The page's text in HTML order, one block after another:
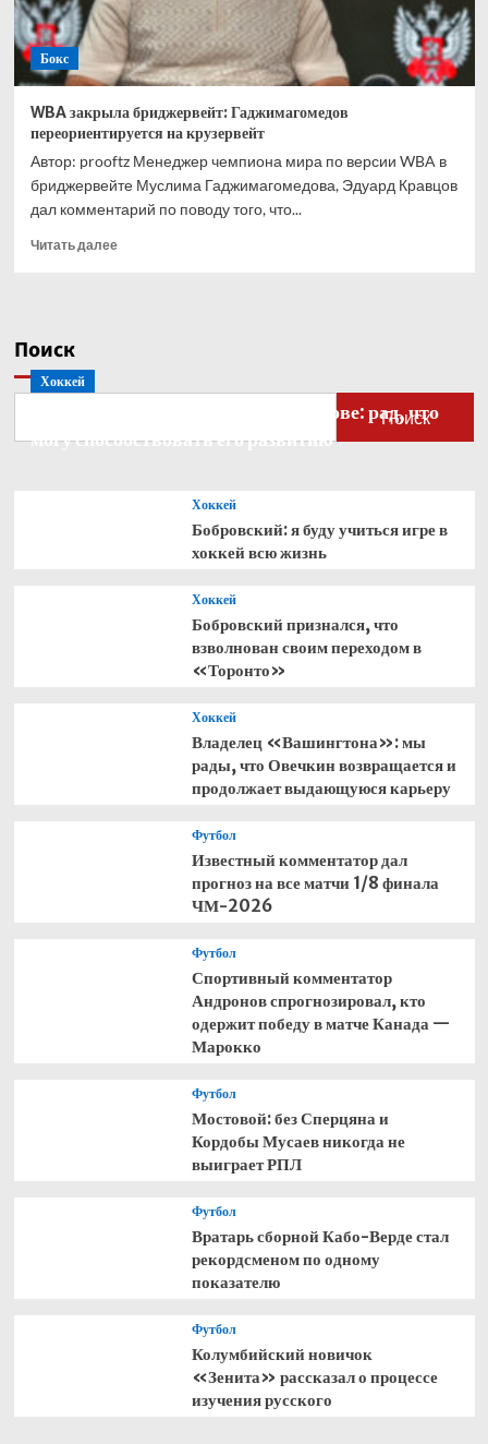
Сезаром
Ла
Крусом
Бокс
WBA закрыла бриджервейт: Гаджимагомедов
переориентируется на крузервейт
Автор: prooftz Менеджер чемпиона мира по версии WBA в
бриджервейте Муслима Гаджимагомедова, Эдуард Кравцов
дал комментарий по поводу того, что...
Читать далееПрочитать
Поиск
Поиск
Хоккей
Бобровский — о голкипере Ахтямове: рад, что
могу способствовать его развитию
Хоккей
Бобровский: я буду учиться игре в
хоккей всю жизнь
Хоккей
Бобровский признался, что
взволнован своим переходом в
«Торонто»
Хоккей
Владелец «Вашингтона»: мы
рады, что Овечкин возвращается и
продолжает выдающуюся карьеру
Футбол
Известный комментатор дал
прогноз на все матчи 1/8 финала
ЧМ-2026
Футбол
Спортивный комментатор
Андронов спрогнозировал, кто
одержит победу в матче Канада —
Марокко
Футбол
Мостовой: без Сперцяна и
Кордобы Мусаев никогда не
выиграет РПЛ
Футбол
Вратарь сборной Кабо-Верде стал
рекордсменом по одному
показателю
Футбол
Колумбийский новичок
«Зенита» рассказал о процессе
изучения русского